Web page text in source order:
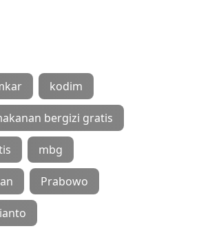
kodim
bergizi gratis
mbg
Prabowo